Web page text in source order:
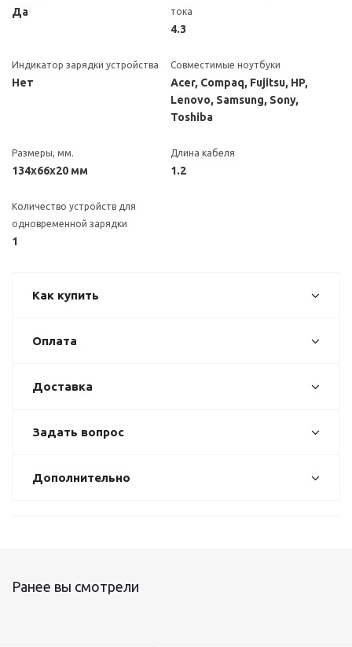
Да
тока
4.3
Индикатор зарядки устройства
Нет
Совместимые ноутбуки
Acer, Compaq, Fujitsu, HP,
Lenovo, Samsung, Sony,
Toshiba
Размеры, мм.
134x66x20 мм
Длина кабеля
1.2
Количество устройств для
одновременной зарядки
1
Как купить
Оплата
Доставка
Задать вопрос
Дополнительно
Ранее вы смотрели